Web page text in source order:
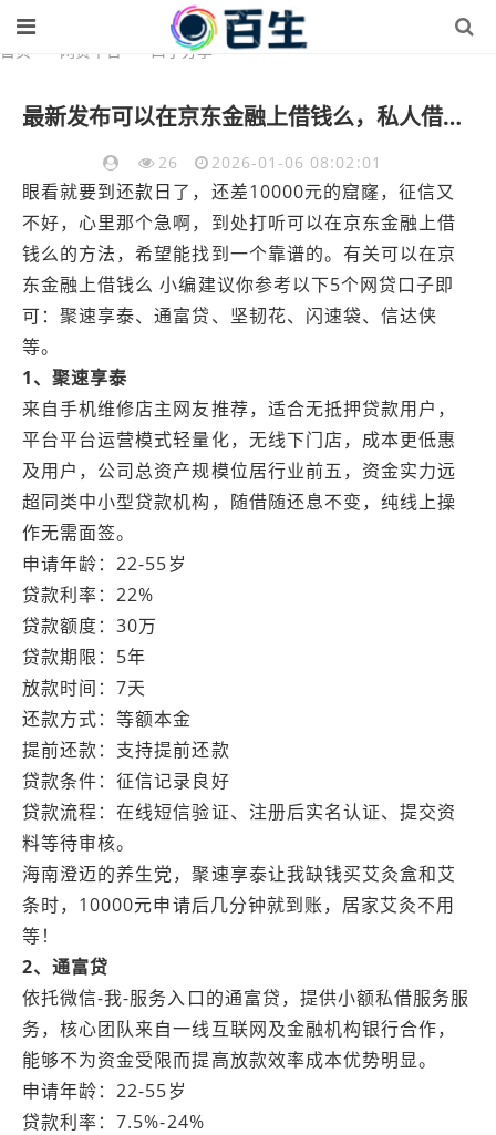
首页 网贷平台 口子分享
最新发布可以在京东金融上借钱么，私人借钱10000元有这5个渠道
26 2026-01-06 08:02:01
眼看就要到还款日了，还差10000元的窟窿，征信又
不好，心里那个急啊，到处打听可以在京东金融上借
钱么的方法，希望能找到一个靠谱的。有关可以在京
东金融上借钱么 小编建议你参考以下5个网贷口子即
可：聚速享泰、通富贷、坚韧花、闪速袋、信达侠
等。
1、聚速享泰
来自手机维修店主网友推荐，适合无抵押贷款用户，
平台平台运营模式轻量化，无线下门店，成本更低惠
及用户，公司总资产规模位居行业前五，资金实力远
超同类中小型贷款机构，随借随还息不变，纯线上操
作无需面签。
申请年龄：22-55岁
贷款利率：22%
贷款额度：30万
贷款期限：5年
放款时间：7天
还款方式：等额本金
提前还款：支持提前还款
贷款条件：征信记录良好
贷款流程：在线短信验证、注册后实名认证、提交资
料等待审核。
海南澄迈的养生党，聚速享泰让我缺钱买艾灸盒和艾
条时，10000元申请后几分钟就到账，居家艾灸不用
等！
2、通富贷
依托微信-我-服务入口的通富贷，提供小额私借服务服
务，核心团队来自一线互联网及金融机构银行合作，
能够不为资金受限而提高放款效率成本优势明显。
申请年龄：22-55岁
贷款利率：7.5%-24%